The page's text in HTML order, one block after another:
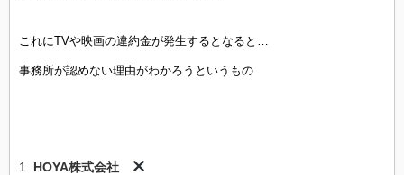
これにTVや映画の違約金が発生するとなると…
事務所が認めない理由がわかろうというもの
1. HOYA株式会社